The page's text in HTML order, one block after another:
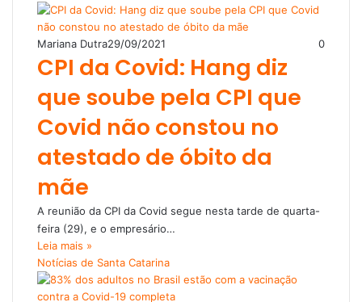
Mariana Dutra29/09/2021 0
CPI da Covid: Hang diz
que soube pela CPI que
Covid não constou no
atestado de óbito da
mãe
A reunião da CPI da Covid segue nesta tarde de quarta-
feira (29), e o empresário…
Leia mais »
Notícias de Santa Catarina